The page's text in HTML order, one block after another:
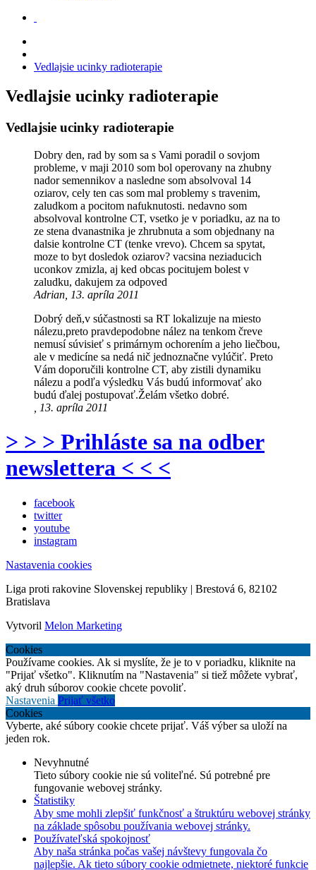
Vedlajsie ucinky radioterapie
Vedlajsie ucinky radioterapie
Vedlajsie ucinky radioterapie
Dobry den, rad by som sa s Vami poradil o sovjom
probleme, v maji 2010 som bol operovany na zhubny
nador semennikov a nasledne som absolvoval 14
oziarov, cely ten cas som mal problemy s travenim,
zaludkom a pocitom nafuknutosti. nedavno som
absolvoval kontrolne CT, vsetko je v poriadku, az na to
ze stena dvanastnika je zhrubnuta a som objednany na
dalsie kontrolne CT (tenke vrevo). Chcem sa spytat,
moze to byt dosledok oziarov? vacsina neziaducich
uconkov zmizla, aj ked obcas pocitujem bolest v
zaludku, dakujem za odpoved
Adrian, 13. apríla 2011
Dobrý deň,v súčastnosti sa RT lokalizuje na miesto
nálezu,preto pravdepodobne nález na tenkom čreve
nemusí súvisieť s primárnym ochorením a jeho liečbou,
ale v medicíne sa nedá nič jednoznačne vylúčiť. Preto
Vám doporučili kontrolne CT, aby zistili dynamiku
nálezu a podľa výsledku Vás budú informovať ako
budú ďalej postupovať.Želám všetko dobré.
, 13. apríla 2011
> > > Prihláste sa na odber
newslettera < < <
facebook
twitter
youtube
instagram
Nastavenia cookies
Liga proti rakovine Slovenskej republiky | Brestová 6, 82102
Bratislava
Vytvoril Melon Marketing
Cookies
Používame cookies. Ak si myslíte, že je to v poriadku, kliknite na
"Prijať všetko". Kliknutím na "Nastavenia" si tiež môžete vybrať,
aký druh súborov cookie chcete povoliť.
Nastavenia Prijať všetko
Cookies
Vyberte, aké súbory cookie chcete prijať. Váš výber sa uloží na
jeden rok.
Nevyhnutné
Tieto súbory cookie nie sú voliteľné. Sú potrebné pre
fungovanie webovej stránky.
Štatistiky
Aby sme mohli zlepšiť funkčnosť a štruktúru webovej stránky
na základe spôsobu používania webovej stránky.
Používateľská spokojnosť
Aby naša stránka počas vašej návštevy fungovala čo
najlepšie. Ak tieto súbory cookie odmietnete, niektoré funkcie